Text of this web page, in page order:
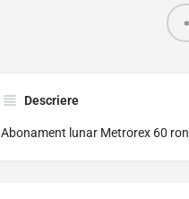
Descriere
Abonament lunar Metrorex 60 ron